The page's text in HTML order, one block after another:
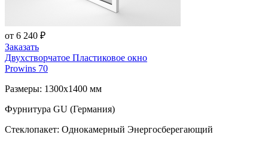
от 6 240 ₽
Заказать
Двухстворчатое Пластиковое окно
Prowins 70
Размеры: 1300x1400 мм
Фурнитура GU (Германия)
Стеклопакет: Однокамерный Энергосберегающий